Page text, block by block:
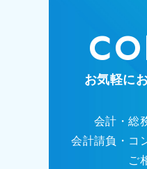
お気軽に
会計・総
会計請負・コ
ご